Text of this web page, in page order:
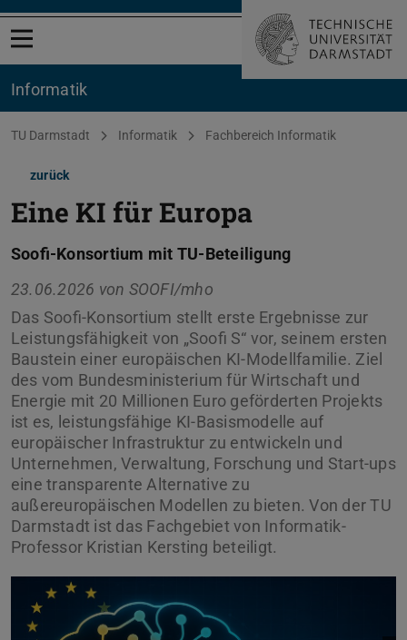
Menü öffnen
Informatik
Sie befinden sich hier:
TU Darmstadt Informatik Fachbereich Informatik
zurück
Eine KI für Europa
Soofi-Konsortium mit TU-Beteiligung
23.06.2026 von SOOFI/mho
Das Soofi-Konsortium stellt erste Ergebnisse zur
Leistungsfähigkeit von „Soofi S“ vor, seinem ersten
Baustein einer europäischen KI-Modellfamilie. Ziel
des vom Bundesministerium für Wirtschaft und
Energie mit 20 Millionen Euro geförderten Projekts
ist es, leistungsfähige KI-Basismodelle auf
europäischer Infrastruktur zu entwickeln und
Unternehmen, Verwaltung, Forschung und Start-ups
eine transparente Alternative zu
außereuropäischen Modellen zu bieten. Von der TU
Darmstadt ist das Fachgebiet von Informatik-
Professor Kristian Kersting beteiligt.